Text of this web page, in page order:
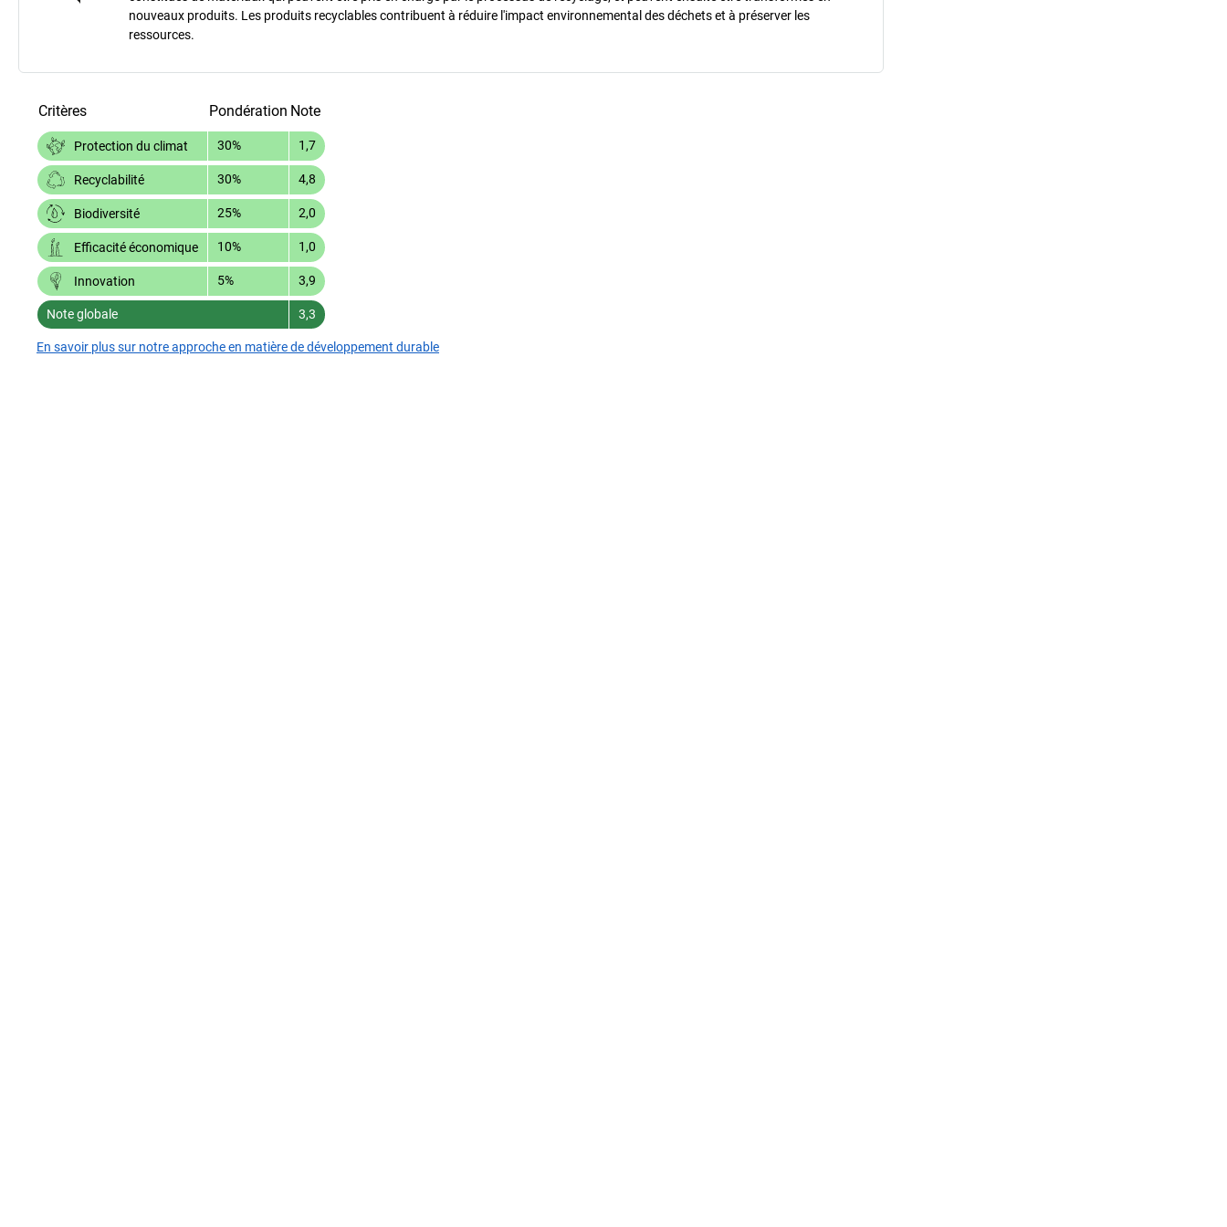
nouveaux produits. Les produits recyclables contribuent à réduire l'impact environnemental des déchets et à préserver les
ressources.
Critères Pondération Note
Protection du climat 30% 1,7
Recyclabilité 30% 4,8
Biodiversité 25% 2,0
Efficacité économique 10% 1,0
Innovation 5% 3,9
Note globale 3,3
En savoir plus sur notre approche en matière de développement durable